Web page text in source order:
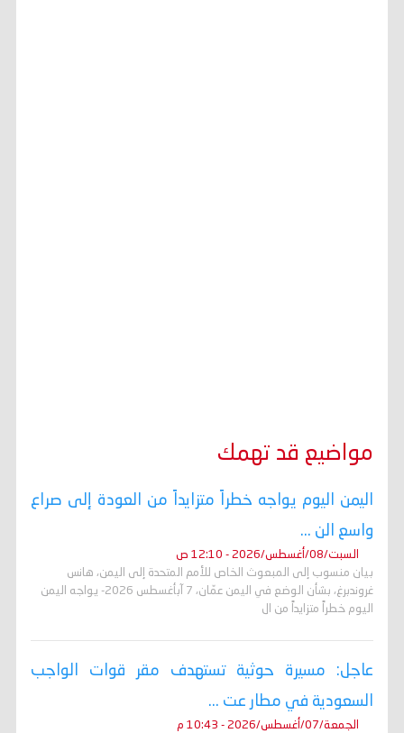
مواضيع قد تهمك
اليمن اليوم يواجه خطراً متزايداً من العودة إلى صراع
واسع الن ...
السبت/08/أغسطس/2026 - 12:10 ص
بيان منسوب إلى المبعوث الخاص للأمم المتحدة إلى اليمن، هانس
غروندبرغ، بشأن الوضع في اليمن عمّان، 7 آبأغسطس 2026- يواجه اليمن
اليوم خطراً متزايداً من ال
عاجل: مسيرة حوثية تستهدف مقر قوات الواجب
السعودية في مطار عت ...
الجمعة/07/أغسطس/2026 - 10:43 م